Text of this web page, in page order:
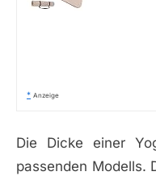
* Anzeige
Die Dicke einer
passenden Modells.